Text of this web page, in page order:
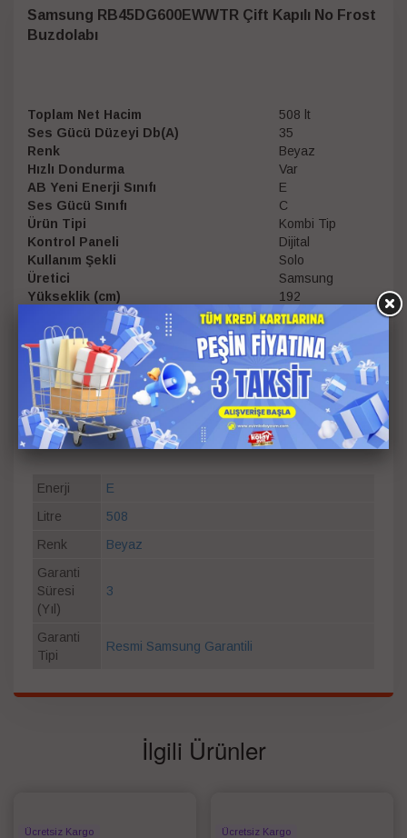
Samsung RB45DG600EWWTR Çift Kapılı No Frost
Buzdolabı
Toplam Net Hacim
508 lt
Ses Gücü Düzeyi Db(A)
35
Renk
Beyaz
Hızlı Dondurma
Var
AB Yeni Enerji Sınıfı
E
Ses Gücü Sınıfı
C
Ürün Tipi
Kombi Tip
Kontrol Paneli
Dijital
Kullanım Şekli
Solo
Üretici
Samsung
Yükseklik (cm)
192
Genişlik (cm)
75
Soğutucu Bölmeler Toplam Net Hacim
340 lt
Dondurucu Özelliği
No Frost
Yıllık Enerji Tüketimi (kWh)
308
Hızlı Soğutma
Var
Derinlik (cm)
71
Aydınlatma
Var
Dondurucu Bölmeler Toplam Net Hacim
Enerji
E
Litre
508
Renk
Beyaz
Garanti
Süresi
(Yıl)
3
Garanti
Tipi
Resmi Samsung Garantili
İlgili Ürünler
Ücretsiz Kargo Ücretsiz Kargo